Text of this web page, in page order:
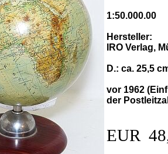
1:50.000.00
Hersteller:
IRO Verlag,
D.: ca. 25,5
vor 1962
der
EUR